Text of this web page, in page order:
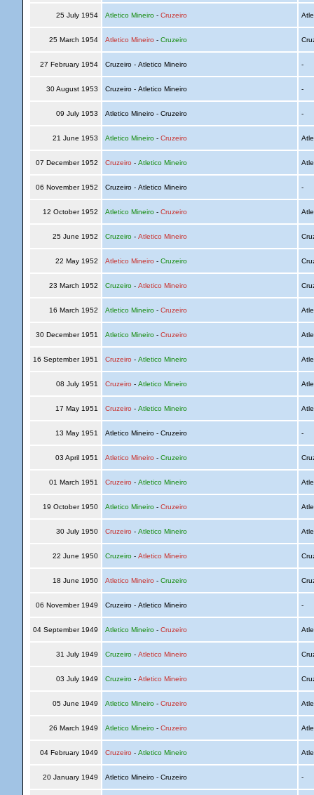
25 July 1954 Atletico Mineiro- Cruzeiro
25 March 1954 Atletico Mineiro - Cruzeiro
27 February 1954 Cruzeiro - Atletico Mineiro -
30 August 1953 Cruzeiro - Atletico Mineiro -
09 July 1953 Atletico Mineiro - Cruzeiro -
21 June 1953 Atletico Mineiro- Cruzeiro
07 December 1952 Cruzeiro - Atletico Mineiro
06 November 1952 Cruzeiro - Atletico Mineiro -
12 October 1952 Atletico Mineiro- Cruzeiro
25 June 1952 Cruzeiro- Atletico Mineiro
22 May 1952 Atletico Mineiro - Cruzeiro
23 March 1952 Cruzeiro- Atletico Mineiro
16 March 1952 Atletico Mineiro- Cruzeiro
30 December 1951 Atletico Mineiro- Cruzeiro
16 September 1951 Cruzeiro - Atletico Mineiro
08 July 1951 Cruzeiro - Atletico Mineiro
17 May 1951 Cruzeiro - Atletico Mineiro
13 May 1951 Atletico Mineiro - Cruzeiro -
03 April 1951 Atletico Mineiro - Cruzeiro
01 March 1951 Cruzeiro - Atletico Mineiro
19 October 1950 Atletico Mineiro- Cruzeiro
30 July 1950 Cruzeiro - Atletico Mineiro
22 June 1950 Cruzeiro- Atletico Mineiro
18 June 1950 Atletico Mineiro - Cruzeiro
06 November 1949 Cruzeiro - Atletico Mineiro -
04 September 1949 Atletico Mineiro- Cruzeiro
31 July 1949 Cruzeiro- Atletico Mineiro
03 July 1949 Cruzeiro- Atletico Mineiro
05 June 1949 Atletico Mineiro- Cruzeiro
26 March 1949 Atletico Mineiro- Cruzeiro
04 February 1949 Cruzeiro - Atletico Mineiro
20 January 1949 Atletico Mineiro - Cruzeiro -